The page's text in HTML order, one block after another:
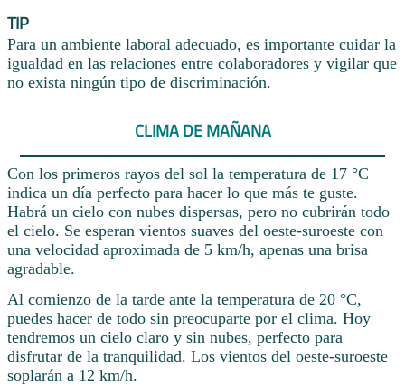
TIP
Para un ambiente laboral adecuado, es importante cuidar la
igualdad en las relaciones entre colaboradores y vigilar que
no exista ningún tipo de discriminación.
CLIMA DE MAÑANA
Con los primeros rayos del sol la temperatura de 17 °C
indica un día perfecto para hacer lo que más te guste.
Habrá un cielo con nubes dispersas, pero no cubrirán todo
el cielo. Se esperan vientos suaves del oeste-suroeste con
una velocidad aproximada de 5 km/h, apenas una brisa
agradable.
Al comienzo de la tarde ante la temperatura de 20 °C,
puedes hacer de todo sin preocuparte por el clima. Hoy
tendremos un cielo claro y sin nubes, perfecto para
disfrutar de la tranquilidad. Los vientos del oeste-suroeste
soplarán a 12 km/h.